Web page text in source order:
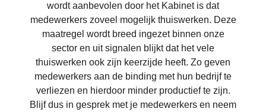
wordt aanbevolen door het Kabinet is dat
medewerkers zoveel mogelijk thuiswerken. Deze
maatregel wordt breed ingezet binnen onze
sector en uit signalen blijkt dat het vele
thuiswerken ook zijn keerzijde heeft. Zo geven
medewerkers aan de binding met hun bedrijf te
verliezen en hierdoor minder productief te zijn.
Blijf dus in gesprek met je medewerkers en neem